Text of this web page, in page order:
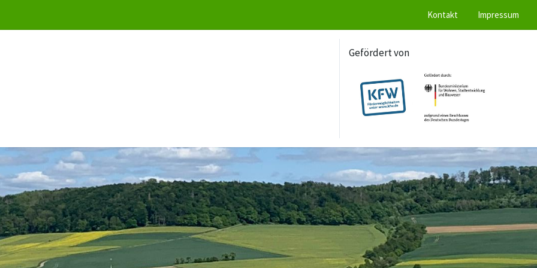
Kontakt Impressum
Gefördert von